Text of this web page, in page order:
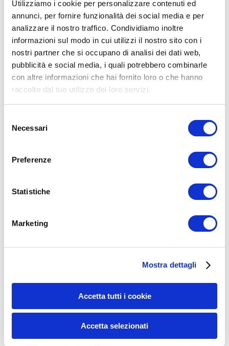
Utilizziamo i cookie per personalizzare contenuti ed
annunci, per fornire funzionalità dei social media e per
analizzare il nostro traffico. Condividiamo inoltre
informazioni sul modo in cui utilizzi il nostro sito con i
nostri partner che si occupano di analisi dei dati web,
pubblicità e social media, i quali potrebbero combinarle
con altre informazioni che hai fornito loro o che hanno
raccolto dal tuo utilizzo dei loro servizi.
delNecessari
Preferenze
Statistiche
Marketing
Mostra dettagli
Accetta tutti i cookie
Accetta selezionati
ALLENATI CON ME!
15WORKOUT
addominali scolpiti(39)
Allenamento aerobico(16)
Allenamento con il TRX(36)
Allenamento Donne(75)